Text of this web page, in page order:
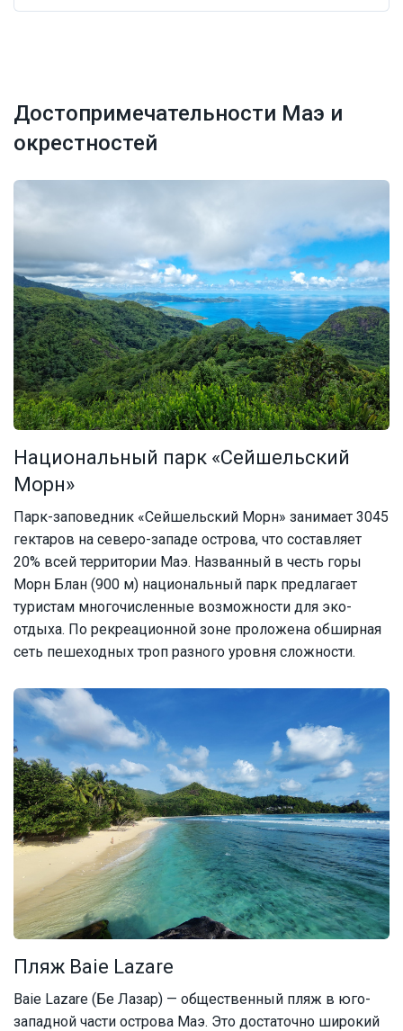
Достопримечательности Маэ и
окрестностей
Национальный парк «Сейшельский
Морн»
Парк-заповедник «Сейшельский Морн» занимает 3045
гектаров на северо-западе острова, что составляет
20% всей территории Маэ. Названный в честь горы
Морн Блан (900 м) национальный парк предлагает
туристам многочисленные возможности для эко-
отдыха. По рекреационной зоне проложена обширная
сеть пешеходных троп разного уровня сложности.
Пляж Baie Lazare
Baie Lazare (Бе Лазар) — общественный пляж в юго-
западной части острова Маэ. Это достаточно широкий